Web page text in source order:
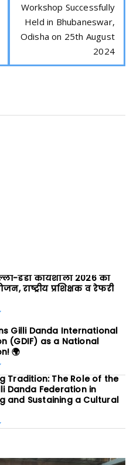
Workshop Successfully
Held in Bhubaneswar,
Odisha on 25th August
2024
डंडा कार्यशाला 2026 का
राष्ट्रीय प्रशिक्षक व रेफरी
Gilli Danda International
(GDIF) as a National
🌍
Tradition: The Role of the
Danda Federation in
and Sustaining a Cultural